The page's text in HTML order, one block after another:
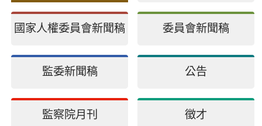
國家人權委員會新聞稿 委員會新聞稿
監委新聞稿 公告
監察院月刊 徵才